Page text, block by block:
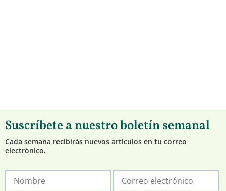
Suscríbete a nuestro boletín semanal
Cada semana recibirás nuevos artículos en tu correo
electrónico.